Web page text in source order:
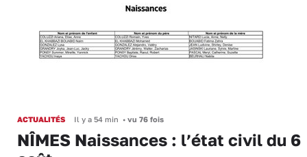
ACTUALITÉS Il y a 54 min • vu 76 fois
NÎMES Naissances : l’état civil du 6